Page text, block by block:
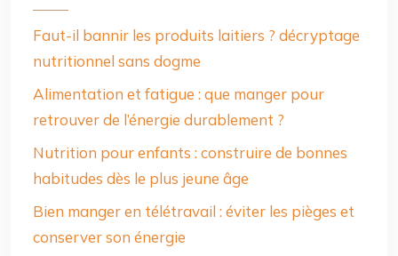
Faut-il bannir les produits laitiers ? décryptage
nutritionnel sans dogme
Alimentation et fatigue : que manger pour
retrouver de l’énergie durablement ?
Nutrition pour enfants : construire de bonnes
habitudes dès le plus jeune âge
Bien manger en télétravail : éviter les pièges et
conserver son énergie